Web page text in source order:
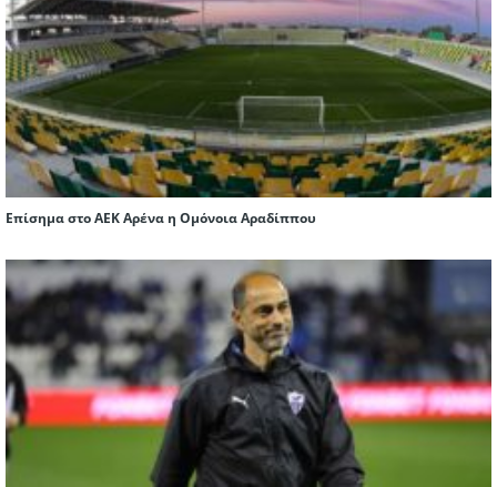
Επίσημα στο ΑΕΚ Αρένα η Ομόνοια Αραδίππου